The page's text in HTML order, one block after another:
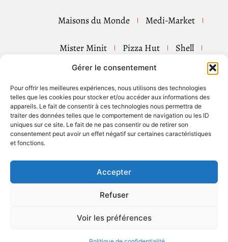
Gérer le consentement
Pour offrir les meilleures expériences, nous utilisons des technologies
telles que les cookies pour stocker et/ou accéder aux informations des
appareils. Le fait de consentir à ces technologies nous permettra de
traiter des données telles que le comportement de navigation ou les ID
uniques sur ce site. Le fait de ne pas consentir ou de retirer son
consentement peut avoir un effet négatif sur certaines caractéristiques
et fonctions.
Accepter
Refuser
Voir les préférences
Maisons du Monde Medi-Market
Mister Minit Pizza Hut Shell
Rubriques
SUIVEZ-NOUS
Politique de confidentialité